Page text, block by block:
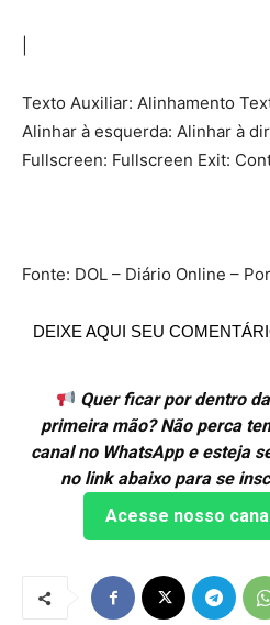
Texto Auxiliar: Alinhamento
Alinhar à esquerda: Alinhar à
Fullscreen: Fullscreen Exit:
Fonte: DOL – Diário Online –
DEIXE AQUI SEU
Quer ficar por dentro
primeira mão? Não perca
canal no WhatsApp e esteja
no link abaixo para se
Acesse nosso